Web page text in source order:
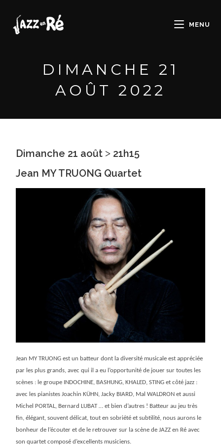
MENU
DIMANCHE 21
AOÛT 2022
Dimanche 21 août ˃ 21h15
Jean MY TRUONG Quartet
Jean MY TRUONG est un batteur dont la diversité musicale est appréciée
par les plus grands, avec qui il a eu l’opportunité de jouer sur toutes les
scènes : le groupe INDOCHINE, BASHUNG, KHALED, STING et côté jazz :
avec les pianistes Joachin KÜHN, Jacky BIARD, Mal WALDRON et aussi
Michel PORTAL, Bernard LUBAT … et bien d’autres ! Batteur au jeu très
fin, élégant, souvent délicat, tout en sobriété et subtilité, nous aurons le
bonheur de l’écouter et de le retrouver sur la scène de JAZZ en Ré avec
son quartet composé d’excellents musiciens.